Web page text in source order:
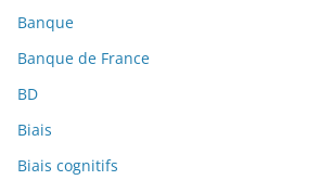
Banque
Banque de France
BD
Biais
Biais cognitifs